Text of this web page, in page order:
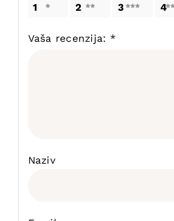
1 2 3 4
Vaša recenzija: *
Naziv